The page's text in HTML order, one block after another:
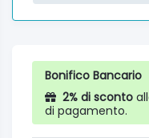
Bonifico Bancario
2% di sconto
di pagamento.